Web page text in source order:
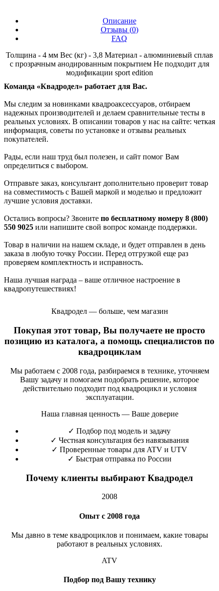
Описание
Отзывы (0)
FAQ
Толщина - 4 мм Вес (кг) - 3,8 Материал - алюминиевый сплав
с прозрачным анодированным покрытием Не подходит для
модификации sport edition
Команда «Квадродел» работает для Вас.
Мы следим за новинками квадроаксессуаров, отбираем
надежных производителей и делаем сравнительные тесты в
реальных условиях. В описании товаров у нас на сайте: четкая
информация, советы по установке и отзывы реальных
покупателей.
Рады, если наш труд был полезен, и сайт помог Вам
определиться с выбором.
Отправьте заказ, консультант дополнительно проверит товар
на совместимость с Вашей маркой и моделью и предложит
лучшие условия доставки.
Остались вопросы? Звоните по бесплатному номеру 8 (800)
550 9025 или напишите свой вопрос команде поддержки.
Товар в наличии на нашем складе, и будет отправлен в день
заказа в любую точку России. Перед отгрузкой еще раз
проверяем комплектность и исправность.
Наша лучшая награда – ваше отличное настроение в
квадропутешествиях!
Квадродел — больше, чем магазин
Покупая этот товар, Вы получаете не просто
позицию из каталога, а помощь специалистов по
квадроциклам
Мы работаем с 2008 года, разбираемся в технике, уточняем
Вашу задачу и помогаем подобрать решение, которое
действительно подходит под квадроцикл и условия
эксплуатации.
Наша главная ценность — Ваше доверие
✓ Подбор под модель и задачу
✓ Честная консультация без навязывания
✓ Проверенные товары для ATV и UTV
✓ Быстрая отправка по России
Почему клиенты выбирают Квадродел
2008
Опыт с 2008 года
Мы давно в теме квадроциклов и понимаем, какие товары
работают в реальных условиях.
ATV
Подбор под Вашу технику